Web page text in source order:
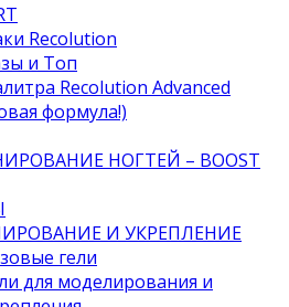
Recolution
и Топ
Recolution Advanced
формула!)
НОГТЕЙ – BOOST
И УКРЕПЛЕНИЕ
гели
для моделирования и